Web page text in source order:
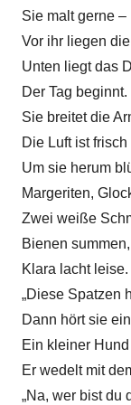
Sie malt gerne
Vor ihr liegen
Unten liegt das
Der Tag beginnt.
Sie breitet die
Die Luft ist
Um sie herum
Margeriten,
Zwei weiße
Bienen
Klara lacht leise.
„Diese Spatzen
Dann hört sie
Ein kleiner
Er wedelt mit
„Na, wer bist du